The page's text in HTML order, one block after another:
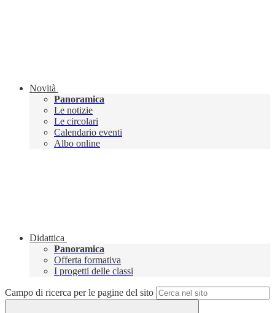
Novità
Panoramica
Le notizie
Le circolari
Calendario eventi
Albo online
Didattica
Panoramica
Offerta formativa
I progetti delle classi
Campo di ricerca per le pagine del sito